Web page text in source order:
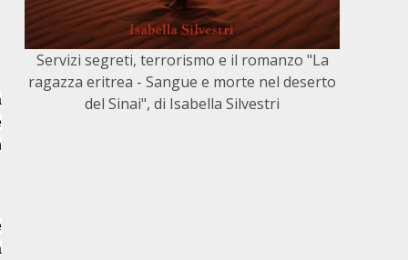
Servizi segreti, terrorismo e il romanzo "La
ragazza eritrea - Sangue e morte nel deserto
del Sinai", di Isabella Silvestri